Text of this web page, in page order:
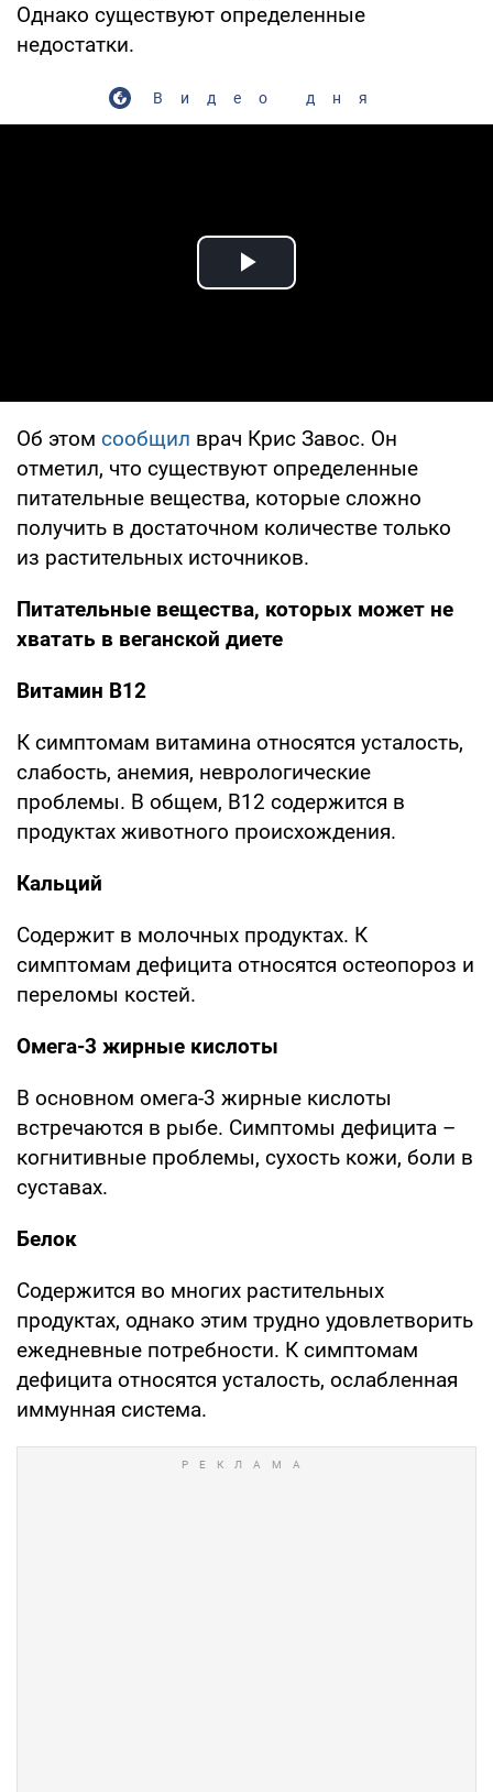
Однако существуют определенные
недостатки.
Видео дня
Play Video
Об этом сообщил врач Крис Завос. Он
отметил, что существуют определенные
питательные вещества, которые сложно
получить в достаточном количестве только
из растительных источников.
Питательные вещества, которых может не
хватать в веганской диете
Витамин В12
К симптомам витамина относятся усталость,
слабость, анемия, неврологические
проблемы. В общем, В12 содержится в
продуктах животного происхождения.
Кальций
Содержит в молочных продуктах. К
симптомам дефицита относятся остеопороз и
переломы костей.
Омега-3 жирные кислоты
В основном омега-3 жирные кислоты
встречаются в рыбе. Симптомы дефицита –
когнитивные проблемы, сухость кожи, боли в
суставах.
Белок
Содержится во многих растительных
продуктах, однако этим трудно удовлетворить
ежедневные потребности. К симптомам
дефицита относятся усталость, ослабленная
иммунная система.